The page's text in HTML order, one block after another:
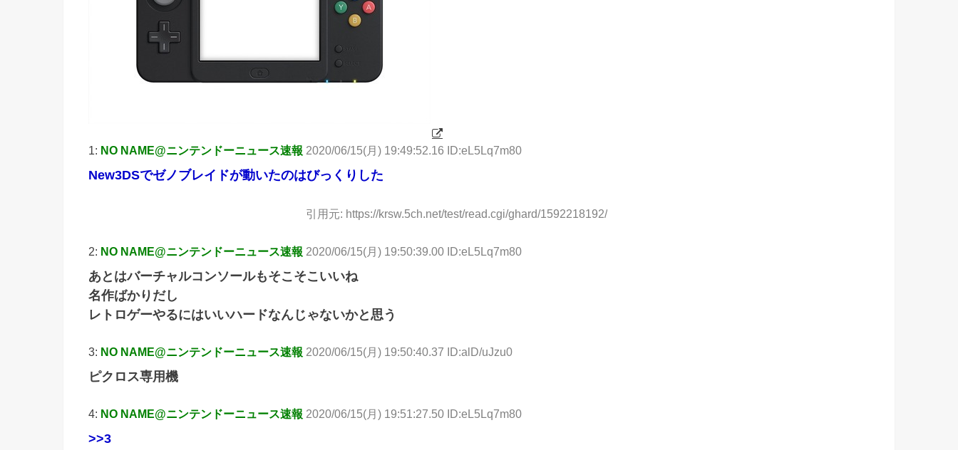
1: NO NAME@ニンテンドーニュース速報 2020/06/15(月) 19:49:52.16 ID:eL5Lq7m80
New3DSでゼノブレイドが動いたのはびっくりした
引用元: https://krsw.5ch.net/test/read.cgi/ghard/1592218192/
2: NO NAME@ニンテンドーニュース速報 2020/06/15(月) 19:50:39.00 ID:eL5Lq7m80
あとはバーチャルコンソールもそこそこいいね
名作ばかりだし
レトロゲーやるにはいいハードなんじゃないかと思う
3: NO NAME@ニンテンドーニュース速報 2020/06/15(月) 19:50:40.37 ID:alD/uJzu0
ピクロス専用機
4: NO NAME@ニンテンドーニュース速報 2020/06/15(月) 19:51:27.50 ID:eL5Lq7m80
>>3